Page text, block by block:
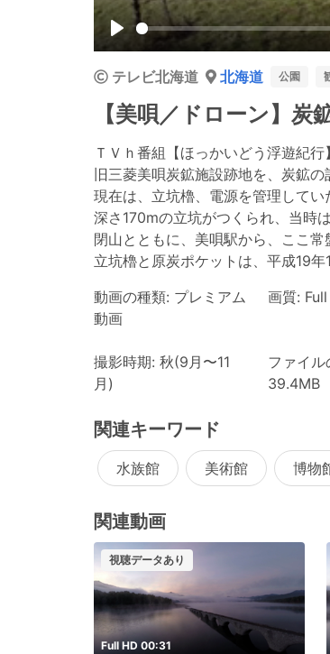
Play
テレビ北海道 北海道 公園
【美唄／ドローン】炭
ＴＶｈ番組【ほっかいどう浮遊紀
旧三菱美唄炭鉱施設跡地を、炭鉱
現在は、立坑櫓、電源を管理して
深さ170mの立坑がつくられ、当時
閉山とともに、美唄駅から、ここ
立坑櫓と原炭ポケットは、平成19
動画の種類: プレミアム
動画
画質:
撮影時期: 秋(9月〜11
月)
ファイル
39.4MB
関連キーワード
水族館 美術館 博物
関連動画
視聴データあり
Full HD 00:31